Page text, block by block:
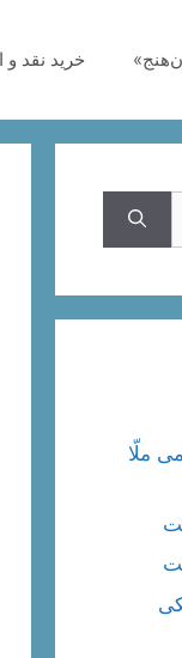
خرید نقد
ملّا